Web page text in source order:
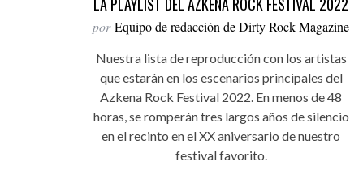
por Equipo de redacción de Dirty Rock Magazine
Nuestra lista de reproducción con los artistas
que estarán en los escenarios principales del
Azkena Rock Festival 2022. En menos de 48
horas, se romperán tres largos años de silencio
en el recinto en el XX aniversario de nuestro
festival favorito.